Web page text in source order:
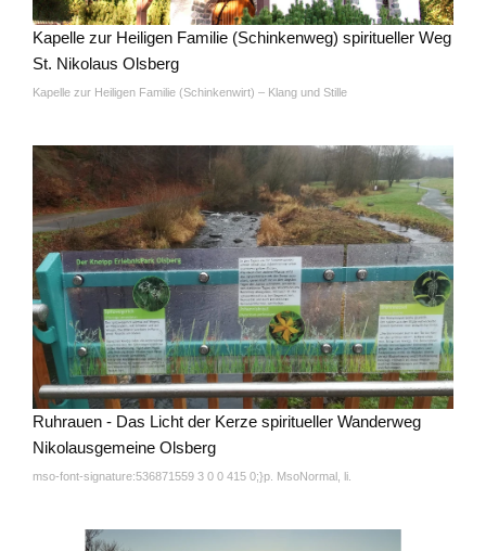
Kapelle zur Heiligen Familie (Schinkenweg) spiritueller Weg
St. Nikolaus Olsberg
Kapelle zur Heiligen Familie (Schinkenwirt) – Klang und Stille
Ruhrauen - Das Licht der Kerze spiritueller Wanderweg
Nikolausgemeine Olsberg
mso-font-signature:536871559 3 0 0 415 0;}p. MsoNormal, li.